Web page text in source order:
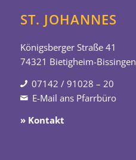
ST. JOHANNES
Königsberger Straße 41
74321 Bietigheim-Bissingen
07142 / 91028 – 20
E-Mail ans Pfarrbüro
» Kontakt